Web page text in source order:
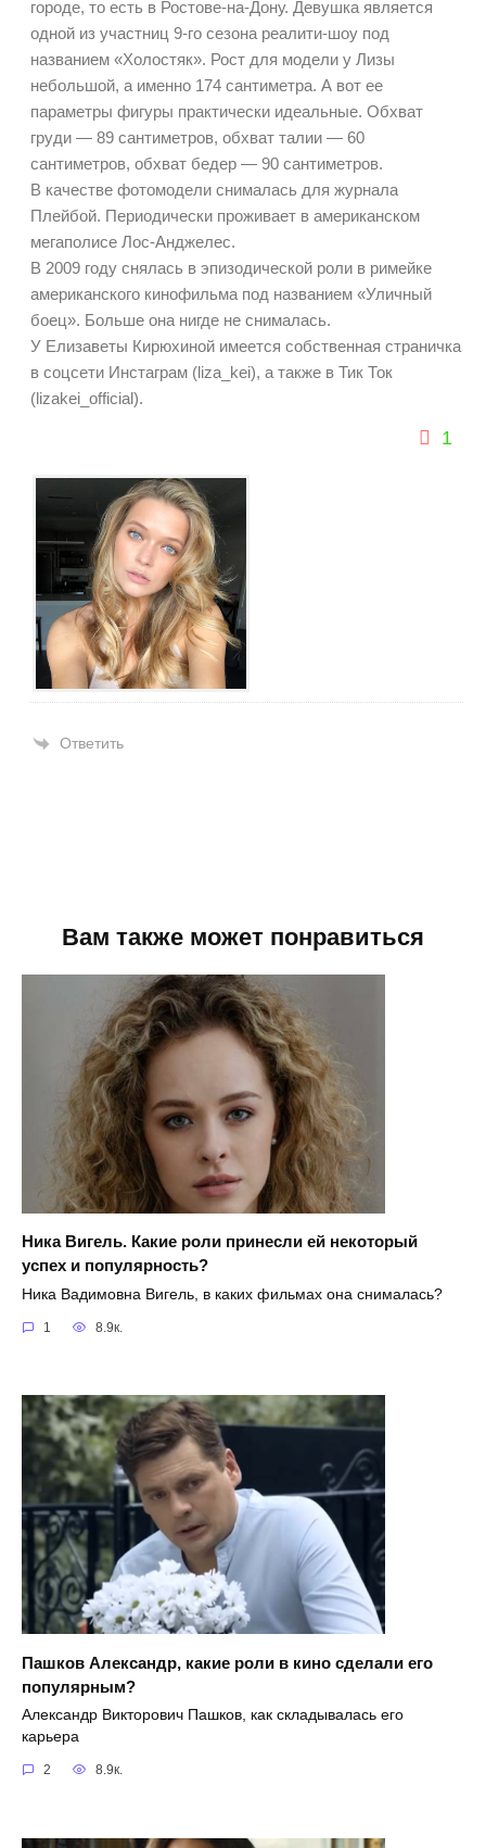
городе, то есть в Ростове-на-Дону. Девушка является
одной из участниц 9-го сезона реалити-шоу под
названием «Холостяк». Рост для модели у Лизы
небольшой, а именно 174 сантиметра. А вот ее
параметры фигуры практически идеальные. Обхват
груди — 89 сантиметров, обхват талии — 60
сантиметров, обхват бедер — 90 сантиметров.
В качестве фотомодели снималась для журнала
Плейбой. Периодически проживает в американском
мегаполисе Лос-Анджелес.
В 2009 году снялась в эпизодической роли в римейке
американского кинофильма под названием «Уличный
боец». Больше она нигде не снималась.
У Елизаветы Кирюхиной имеется собственная страничка
в соцсети Инстаграм (liza_kei), а также в Тик Ток
(lizakei_official).
1
Ответить
Вам также может понравиться
Ника Вигель. Какие роли принесли ей некоторый
успех и популярность?
Ника Вадимовна Вигель, в каких фильмах она снималась?
1 8.9к.
Пашков Александр, какие роли в кино сделали его
популярным?
Александр Викторович Пашков, как складывалась его
карьера
2 8.9к.